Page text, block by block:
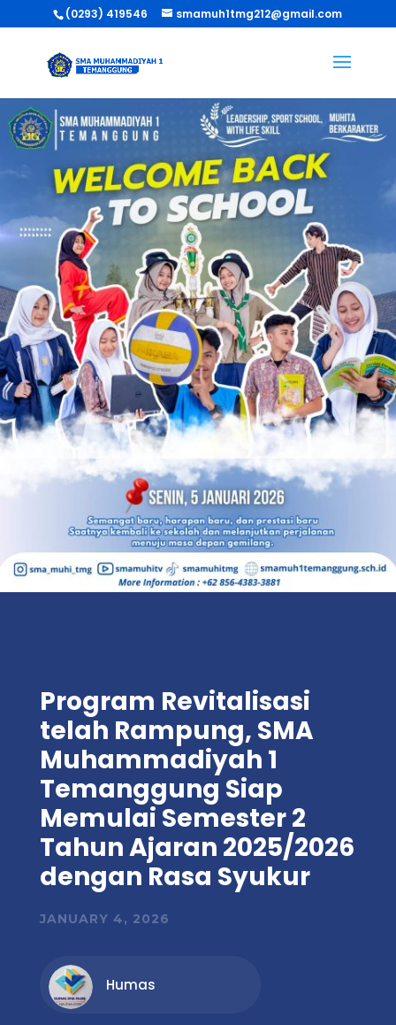
(0293) 419546 smamuh1tmg212@gmail.com
Program Revitalisasi
telah Rampung, SMA
Muhammadiyah 1
Temanggung Siap
Memulai Semester 2
Tahun Ajaran 2025/2026
dengan Rasa Syukur
JANUARY 4, 2026
Humas